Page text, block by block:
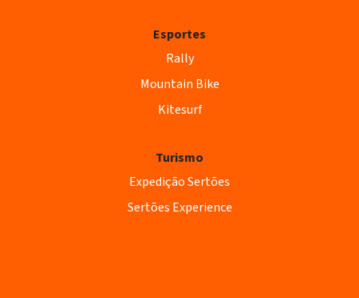
Esportes
Rally
Mountain Bike
Kitesurf
Turismo
Expedição Sertões
Sertões Experience